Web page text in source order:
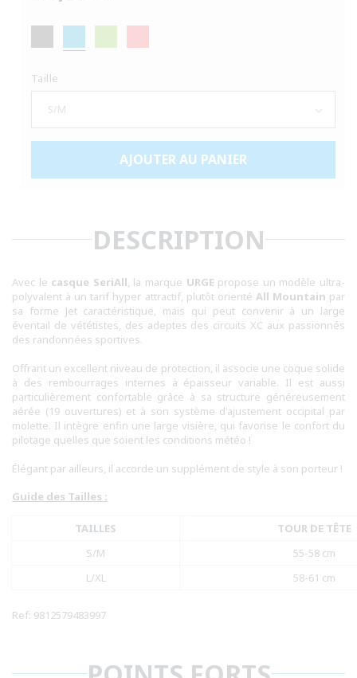
Taille
AJOUTER AU PANIER
DESCRIPTION
Avec le casque SeriAll, la marque URGE propose un modèle ultra-
polyvalent à un tarif hyper attractif, plutôt orienté All Mountain par
sa forme Jet caractéristique, mais qui peut convenir à un large
éventail de vététistes, des adeptes des circuits XC aux passionnés
des randonnées sportives.
Offrant un excellent niveau de protection, il associe une coque solide
à des rembourrages internes à épaisseur variable. Il est aussi
particulièrement confortable grâce à sa structure généreusement
aérée (19 ouvertures) et à son système d'ajustement occipital par
molette. Il intègre enfin une large visière, qui favorise le confort du
pilotage quelles que soient les conditions météo !
Élégant par ailleurs, il accorde un supplément de style à son porteur !
Guide des Tailles :
TAILLES
TOUR DE TÊTE
S/M
55-58 cm
L/XL
58-61 cm
Ref: 9812579483997